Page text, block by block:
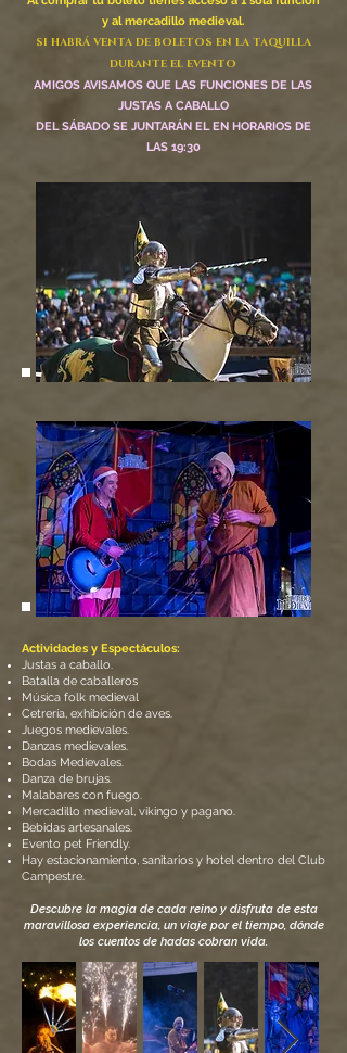
y al mercadillo medieval.
SI HABRÁ VENTA DE BOLETOS EN LA TAQUILLA
DURANTE EL EVENTO
AMIGOS AVISAMOS QUE LAS FUNCIONES DE LAS
JUSTAS A CABALLO
DEL SÁBADO SE JUNTARÁN EL EN HORARIOS DE
LAS 19:30
Actividades y Espectáculos:
Justas a caballo.
Batalla de caballeros
Música folk medieval
Cetrería, exhibición de aves.
Juegos medievales.
Danzas medievales.
Bodas Medievales.
Danza de brujas.
Malabares con fuego.
Mercadillo medieval, vikingo y pagano.
Bebidas artesanales.
Evento pet Friendly.
Hay estacionamiento, sanitarios y hotel dentro del Club
Campestre.
Descubre la magia de cada reino y disfruta de esta
maravillosa experiencia, un viaje por el tiempo, dónde
los cuentos de hadas cobran vida.